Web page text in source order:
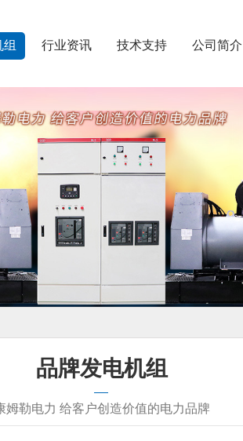
行业资讯 技术支持 公司简介
品牌发电机组
姆勒电力 给客户创造价值的电力品牌